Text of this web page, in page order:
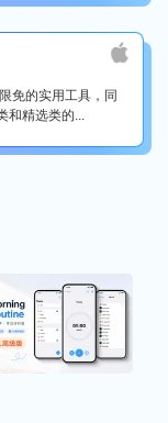
免的实用工具，同
和精选类的...